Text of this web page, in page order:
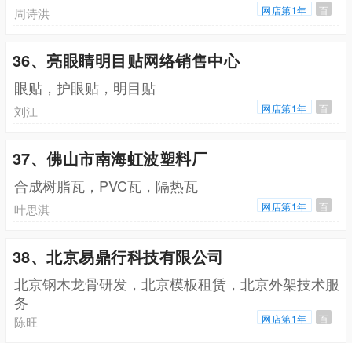
周诗洪 网店第1年 百
36、亮眼睛明目贴网络销售中心
眼贴，护眼贴，明目贴
刘江 网店第1年 百
37、佛山市南海虹波塑料厂
合成树脂瓦，PVC瓦，隔热瓦
叶思淇 网店第1年 百
38、北京易鼎行科技有限公司
北京钢木龙骨研发，北京模板租赁，北京外架技术服
务
陈旺 网店第1年 百